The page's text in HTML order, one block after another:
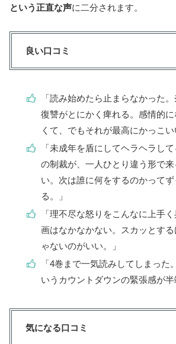
という正直な声に二分されます。
良い口コミ
「読み始めたら止まらなかった
復讐がとにかく痺れる。感情的
くて、でもそれが最高にかっこい
「未成年を盾にしてヘラヘラし
の制裁が、一人ひとり違う形で
い。次は誰に何をするのかって
る。」
「理不尽な怒りをこんなに上手
画はなかなかない。スカッとす
ゃないのがいい。」
「4巻まで一気読みしてしまった
いうカウントダウンの緊張感が半
気になる口コミ